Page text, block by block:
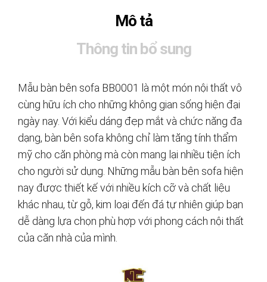
Mô tả
Thông tin bổ sung
Mẫu bàn bên sofa BB0001 là một món nội thất vô
cùng hữu ích cho những không gian sống hiện đại
ngày nay. Với kiểu dáng đẹp mắt và chức năng đa
dạng, bàn bên sofa không chỉ làm tăng tính thẩm
mỹ cho căn phòng mà còn mang lại nhiều tiện ích
cho người sử dụng. Những mẫu bàn bên sofa hiện
nay được thiết kế với nhiều kích cỡ và chất liệu
khác nhau, từ gỗ, kim loại đến đá tự nhiên giúp bạn
dễ dàng lựa chọn phù hợp với phong cách nội thất
của căn nhà của mình.